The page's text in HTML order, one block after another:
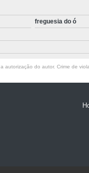
Empresa Terceirização
Empresa
Empresa de
Empresa de
Empresa de
Empresa de
Empresa
freguesia do ó
do autor. Crime de